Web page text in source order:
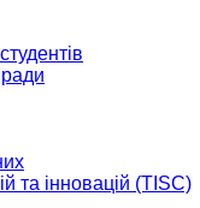
ради
та інновацій (TISC)